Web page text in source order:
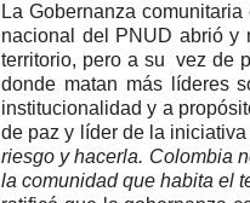
La Gobernanza
nacional del PNUD abrió y
territorio, pero a su vez de
donde matan más líderes
institucionalidad y a
de paz y líder de la
riesgo y hacerla. Colombia
la comunidad que habita el